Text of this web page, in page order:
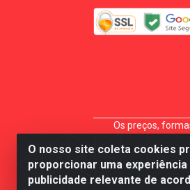
O nosso site coleta cookies
proporcionar uma
publicidade relevante de
Os preços,
carrinho não